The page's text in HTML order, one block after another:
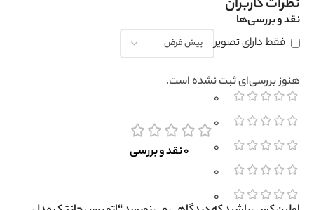
0 نقد و بررسی
0
0
0
0
0
نقد و بررسی‌ها
فقط دارای تصویر
هنوز بررسی‌ای ثبت نشده است.